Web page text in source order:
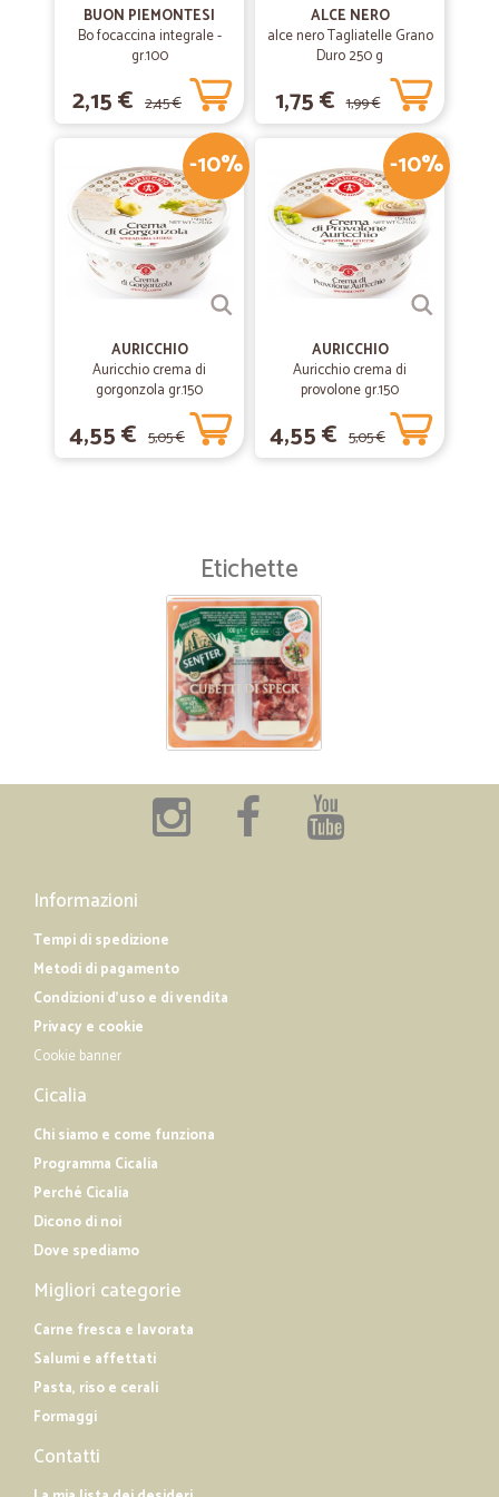
BUON PIEMONTESI
Bo focaccina integrale -
gr.100
2,15 € 2,45 €
ALCE NERO
alce nero Tagliatelle Grano
Duro 250 g
1,75 € 1,99 €
-10%
AURICCHIO
Auricchio crema di
gorgonzola gr.150
4,55 € 5,05 €
-10%
AURICCHIO
Auricchio crema di
provolone gr.150
4,55 € 5,05 €
Etichette
Informazioni
Tempi di spedizione
Metodi di pagamento
Condizioni d'uso e di vendita
Privacy e cookie
Cookie banner
Cicalia
Chi siamo e come funziona
Programma Cicalia
Perché Cicalia
Dicono di noi
Dove spediamo
Migliori categorie
Carne fresca e lavorata
Salumi e affettati
Pasta, riso e cerali
Formaggi
Contatti